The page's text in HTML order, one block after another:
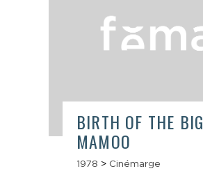
BIRTH OF THE BIG
MAMOO
1978 > Cinémarge